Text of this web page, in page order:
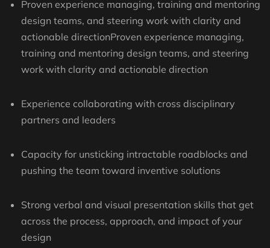
Proven experience managing, training and mentoring
design teams, and steering work with clarity and
actionable directionProven experience managing,
training and mentoring design teams, and steering
work with clarity and actionable direction
Experience collaborating with cross disciplinary
partners and leaders
Capacity for unsticking intractable roadblocks and
pushing the team toward inventive solutions
Strong verbal and visual presentation skills that get
across the process, approach, and impact of your
design